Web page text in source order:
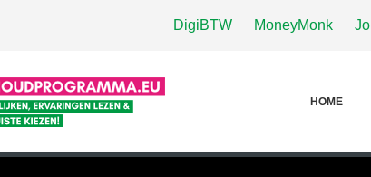
DigiBTW MoneyMonk
HOME